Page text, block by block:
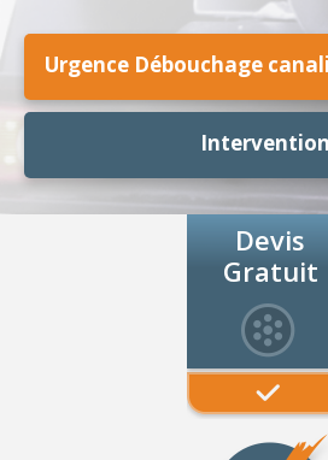
Urgence Débouchage
Devis
Gratuit